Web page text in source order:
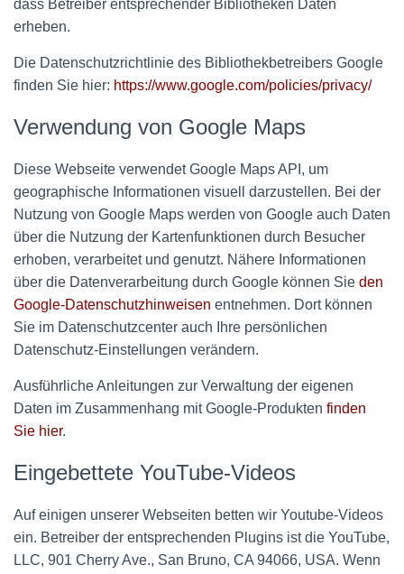
dass Betreiber entsprechender Bibliotheken Daten
erheben.
Die Datenschutzrichtlinie des Bibliothekbetreibers Google
finden Sie hier: https://www.google.com/policies/privacy/
Verwendung von Google Maps
Diese Webseite verwendet Google Maps API, um
geographische Informationen visuell darzustellen. Bei der
Nutzung von Google Maps werden von Google auch Daten
über die Nutzung der Kartenfunktionen durch Besucher
erhoben, verarbeitet und genutzt. Nähere Informationen
über die Datenverarbeitung durch Google können Sie den
Google-Datenschutzhinweisen entnehmen. Dort können
Sie im Datenschutzcenter auch Ihre persönlichen
Datenschutz-Einstellungen verändern.
Ausführliche Anleitungen zur Verwaltung der eigenen
Daten im Zusammenhang mit Google-Produkten finden
Sie hier.
Eingebettete YouTube-Videos
Auf einigen unserer Webseiten betten wir Youtube-Videos
ein. Betreiber der entsprechenden Plugins ist die YouTube,
LLC, 901 Cherry Ave., San Bruno, CA 94066, USA. Wenn